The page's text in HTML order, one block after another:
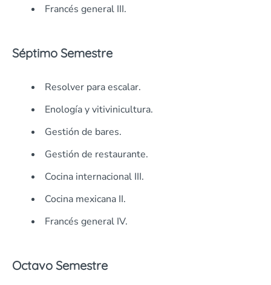
Francés general III.
Séptimo Semestre
Resolver para escalar.
Enología y vitivinicultura.
Gestión de bares.
Gestión de restaurante.
Cocina internacional III.
Cocina mexicana II.
Francés general IV.
Octavo Semestre